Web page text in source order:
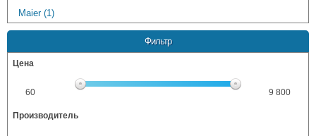
Maier (1)
Фильтр
Цена
60 9 800
Производитель